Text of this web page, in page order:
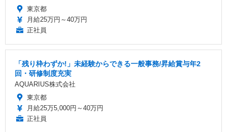
東京都
月給25万円～40万円
正社員
「残り枠わずか!」未経験からできる一般事務/昇給賞与年2
回・研修制度充実
AQUARIUS株式会社
東京都
月給25万5,000円～40万円
正社員